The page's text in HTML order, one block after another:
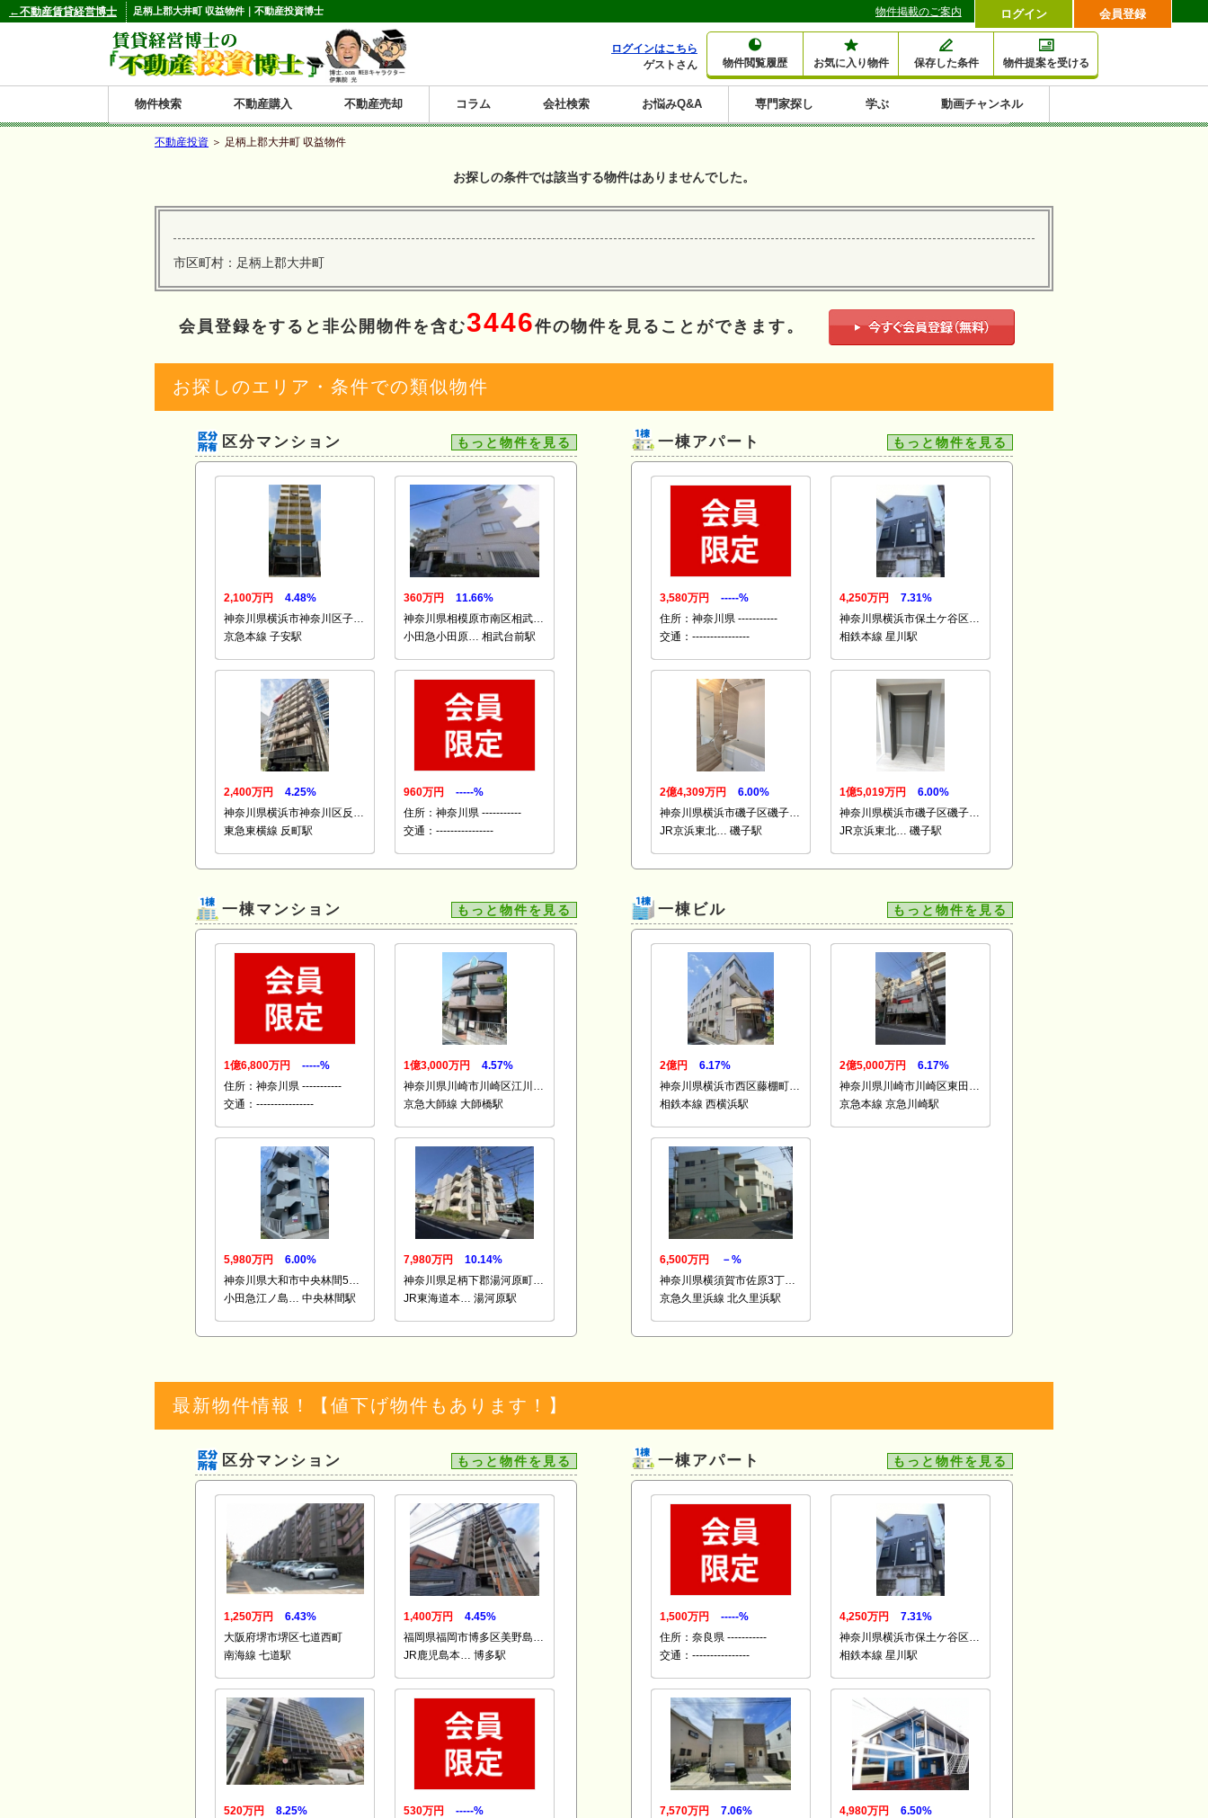
足柄上郡大井町 収益物件｜不動産投資博士
物件閲覧履歴 お気に入り物件 保存した条件 物件提案を受ける
ログインはこちら
ゲストさん
物件検索 不動産購入 不動産売却 コラム 会社検索 お悩みQ&A 専門家探し 学ぶ 動画チャンネル
ログイン 会員登録
物件掲載のご案内
←不動産賃貸経営博士
不動産投資 ＞ 足柄上郡大井町 収益物件
お探しの条件では該当する物件はありませんでした。
市区町村：足柄上郡大井町
会員登録をすると非公開物件を含む3446件の物件を見ることができます。
お探しのエリア・条件での類似物件
区分マンション もっと物件を見る
2,100万円
4.48%
神奈川県横浜市神奈川区子…
京急本線 子安駅
360万円
11.66%
神奈川県相模原市南区相武…
小田急小田原… 相武台前駅
2,400万円
4.25%
神奈川県横浜市神奈川区反…
東急東横線 反町駅
960万円
-----%
住所：神奈川県 -----------
交通：----------------
一棟アパート もっと物件を見る
3,580万円
-----%
住所：神奈川県 -----------
交通：----------------
4,250万円
7.31%
神奈川県横浜市保土ケ谷区…
相鉄本線 星川駅
2億4,309万円
6.00%
神奈川県横浜市磯子区磯子…
JR京浜東北… 磯子駅
1億5,019万円
6.00%
神奈川県横浜市磯子区磯子…
JR京浜東北… 磯子駅
一棟マンション もっと物件を見る
1億6,800万円
-----%
住所：神奈川県 -----------
交通：----------------
1億3,000万円
4.57%
神奈川県川崎市川崎区江川…
京急大師線 大師橋駅
5,980万円
6.00%
神奈川県大和市中央林間5…
小田急江ノ島… 中央林間駅
7,980万円
10.14%
神奈川県足柄下郡湯河原町…
JR東海道本… 湯河原駅
一棟ビル もっと物件を見る
2億円
6.17%
神奈川県横浜市西区藤棚町…
相鉄本線 西横浜駅
2億5,000万円
6.17%
神奈川県川崎市川崎区東田…
京急本線 京急川崎駅
6,500万円
－%
神奈川県横須賀市佐原3丁…
京急久里浜線 北久里浜駅
最新物件情報！【値下げ物件もあります！】
区分マンション もっと物件を見る
1,250万円
6.43%
大阪府堺市堺区七道西町
南海線 七道駅
1,400万円
4.45%
福岡県福岡市博多区美野島…
JR鹿児島本… 博多駅
520万円
8.25%
530万円
-----%
一棟アパート もっと物件を見る
1,500万円
-----%
住所：奈良県 -----------
交通：----------------
4,250万円
7.31%
神奈川県横浜市保土ケ谷区…
相鉄本線 星川駅
7,570万円
7.06%
4,980万円
6.50%